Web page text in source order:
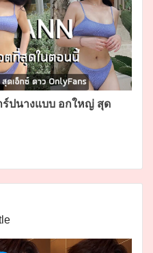
ร์ปนางแบบ อกใหญ่ สุด